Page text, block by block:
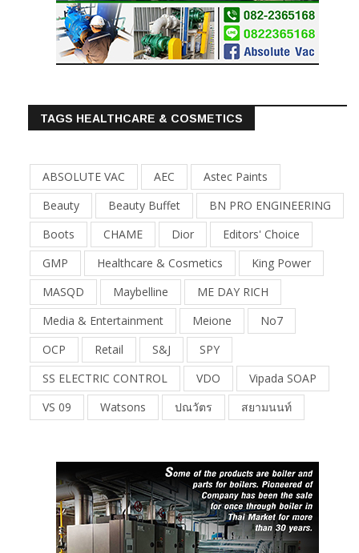
TAGS HEALTHCARE & COSMETICS
ABSOLUTE VAC AEC
Astec Paints
Beauty
Beauty Buffet
BN PRO ENGINEERING
Boots
CHAME Dior
Editors' Choice
GMP
Healthcare & Cosmetics
King Power
MASQD
Maybelline
ME DAY RICH
Media & Entertainment
Meione
No7
OCP
Retail S&J
SPY
SS ELECTRIC CONTROL
VDO
Vipada SOAP
VS 09
Watsons ปณวัตร สยามนนท์